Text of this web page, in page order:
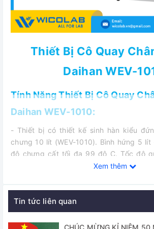
Thiết Bị Cô Quay
Daihan WEV-
Tính Năng Thiết Bị Cô Quay
Daihan WEV-1010:
- Thiết bị có thiết kế sinh hàn kiểu
chưng 10 lít (WEV-1010). Bình hứng 5 lít
độ chưng cất tối đa 99 độ C. Tốc độ
dung dịch và huyền phù, cô đặc chất
khô và kết hạt, hóa hợp hóa chất,
Xem thêm
Tin tức liên quan
CHÚC MỪNG KỈ NIỆM 50